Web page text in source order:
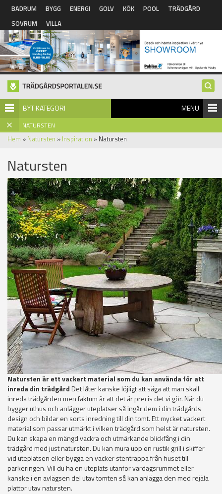
Hoppa till huvudinnehåll
BADRUM BYGG ENERGI GOLV KÖK POOL
TRÄDGÅRD
SOVRUM
VILLA
BYT KATEGORI MENU
NATURSTEN
Hem » Natursten » Inspiration » Natursten
Natursten
Natursten är ett vackert material som du kan använda för att
inreda din trädgårdDet låter kanske löjligt att säga att man skall
inreda trädgården men faktum är att det är precis det vi gör. När du
bygger uthus och anlägger uteplatser så ingår dem i din trädgårds
design och bildar en sorts inredning till din tomt. Ett mycket vackert
material som passar utmärkt i vilken trädgård som helst är natursten.
Du kan skapa en mängd vackra och utmärkande blickfång i din
trädgård med just natursten. Du kan mura upp en rustik grill i skiffer
vid uteplatsen eller bygga en vacker stentrappa från huset till
parkeringen. Vill du ha en uteplats utanför vardagsrummet eller
kanske i en avlägsen del utav tomten så kan anlägga den med rejäla
plattor utav natursten.